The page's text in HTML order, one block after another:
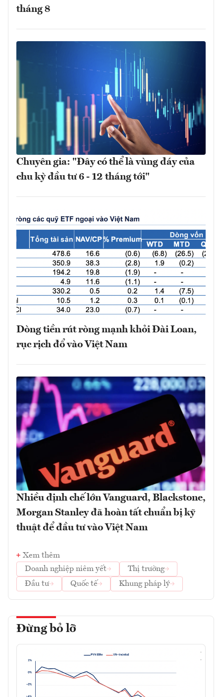
tháng 8
Chuyên gia: "Đây có thể là vùng đáy của
chu kỳ đầu tư 6 - 12 tháng tới"
Dòng tiền rút ròng mạnh khỏi Đài Loan,
rục rịch đổ vào Việt Nam
Nhiều định chế lớn Vanguard, Blackstone,
Morgan Stanley đã hoàn tất chuẩn bị kỹ
thuật để đầu tư vào Việt Nam
Xem thêm
Doanh nghiệp niêm yết
Thị trường
Đầu tư
Quốc tế Khung pháp lý
Đừng bỏ lỡ